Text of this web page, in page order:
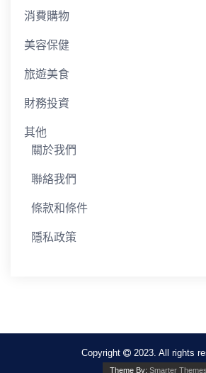
消費購物
美容保健
旅遊美食
財務投資
其他
關於我們
聯絡我們
條款和條件
隱私政策
Copyright 2023. All rights
Theme By: Smarter Themes